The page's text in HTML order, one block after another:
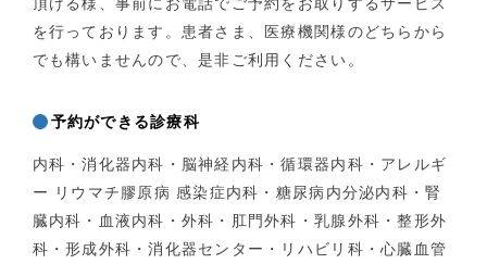
を行っております。患者さま、医療機関様のどちらから
でも構いませんので、是非ご利用ください。
予約ができる診療科
内科・消化器内科・脳神経内科・循環器内科・アレルギ
ー リウマチ膠原病 感染症内科・糖尿病内分泌内科・腎
臓内科・血液内科・外科・肛門外科・乳腺外科・整形外
科・形成外科・消化器センター・リハビリ科・心臓血管